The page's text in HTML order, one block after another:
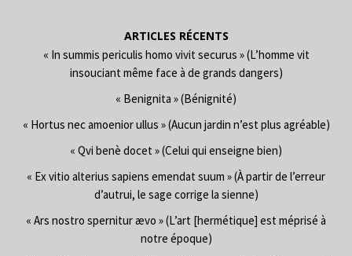
ARTICLES RÉCENTS
« In summis periculis homo vivit securus » (L’homme vit
insouciant même face à de grands dangers)
« Benignita » (Bénignité)
« Hortus nec amoenior ullus » (Aucun jardin n’est plus agréable)
« Qvi benè docet » (Celui qui enseigne bien)
« Ex vitio alterius sapiens emendat suum » (À partir de l’erreur
d’autrui, le sage corrige la sienne)
« Ars nostro spernitur ævo » (L’art [hermétique] est méprisé à
notre époque)